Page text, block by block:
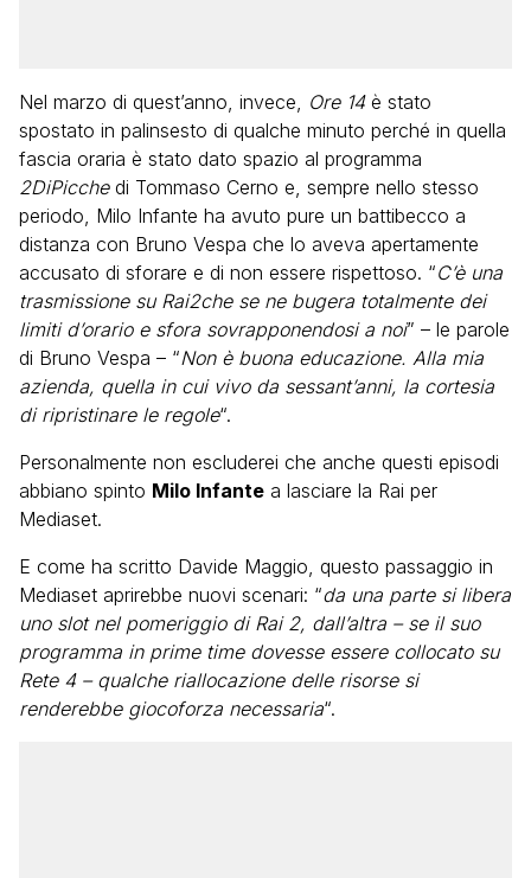
Nel marzo di quest’anno, invece, Ore 14è stato
spostato in palinsesto di qualche minuto perché in quella
fascia oraria è stato dato spazio al programma
2DiPicchedi Tommaso Cerno e, sempre nello stesso
periodo, Milo Infante ha avuto pure un battibecco a
distanza con Bruno Vespa che lo aveva apertamente
accusato di sforare e di non essere rispettoso. “C’è una
trasmissione su Rai2che se ne bugera totalmente dei
limiti d’orario e sfora sovrapponendosi a noi” – le parole
di Bruno Vespa – “Non è buona educazione. Alla mia
azienda, quella in cui vivo da sessant’anni, la cortesia
di ripristinare le regole“.
Personalmente non escluderei che anche questi episodi
abbiano spinto Milo Infante a lasciare la Rai per
Mediaset.
E come ha scritto Davide Maggio, questo passaggio in
Mediaset aprirebbe nuovi scenari: “da una parte si libera
uno slot nel pomeriggio di Rai 2, dall’altra – se il suo
programma in prime time dovesse essere collocato su
Rete 4 – qualche riallocazione delle risorse si
renderebbe giocoforza necessaria“.